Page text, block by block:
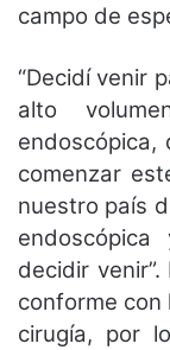
campo de
“Decidí venir
alto
endoscópica,
comenzar
nuestro país
decidir
conforme con
cirugía, por